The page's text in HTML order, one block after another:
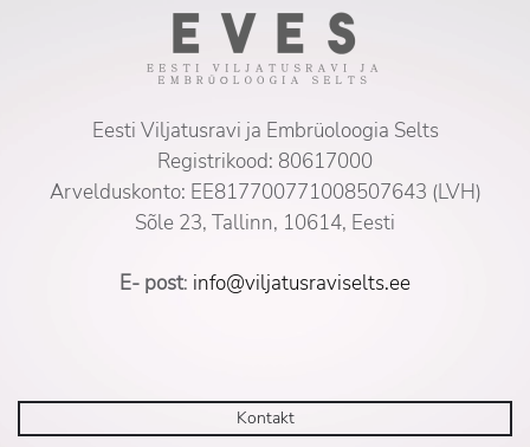
Eesti Viljatusravi ja Embrüoloogia Selts
Registrikood: 80617000
Arvelduskonto: EE817700771008507643 (LVH)
Sõle 23, Tallinn, 10614, Eesti
E- post: info@viljatusraviselts.ee
Kontakt